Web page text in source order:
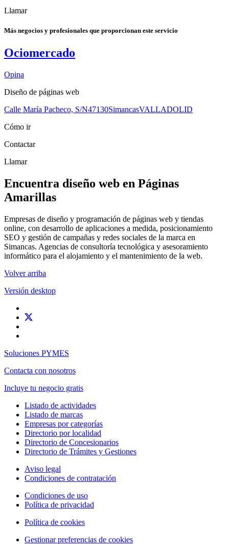
Llamar
Más negocios y profesionales que proporcionan este servicio
Ociomercado
Opina
Diseño de páginas web
Calle María Pacheco, S/N47130SimancasVALLADOLID
Cómo ir
Contactar
Llamar
Encuentra diseño web en Páginas
Amarillas
Empresas de diseño y programación de páginas web y tiendas
online, con desarrollo de aplicaciones a medida, posicionamiento
SEO y gestión de campañas y redes sociales de la marca en
Simancas. Agencias de consultoría tecnológica y asesoramiento
informático para el alojamiento y el mantenimiento de la web.
Volver arriba
Versión desktop
Soluciones PYMES
Contacta con nosotros
Incluye tu negocio gratis
Listado de actividades
Listado de marcas
Empresas por categorías
Directorio por localidad
Directorio de Concesionarios
Directorio de Trámites y Gestiones
Aviso legal
Condiciones de contratación
Condiciones de uso
Política de privacidad
Política de cookies
Gestionar preferencias de cookies